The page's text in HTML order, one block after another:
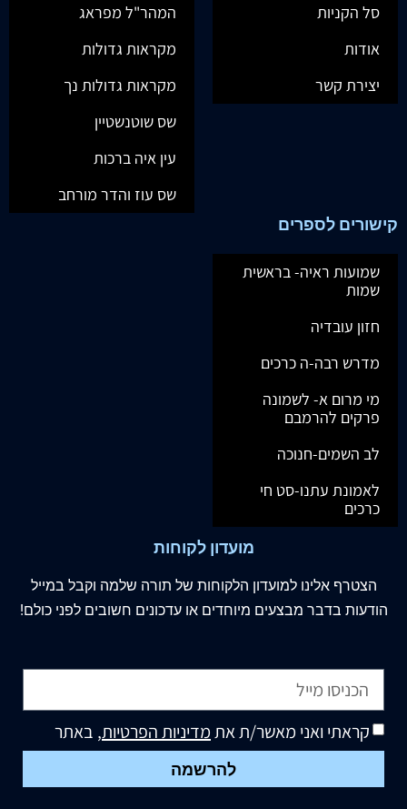
סל הקניות
אודות
יצירת קשר
המהר"ל מפראג
מקראות גדולות
מקראות גדולות נך
שס שוטנשטיין
עין איה ברכות
שס עוז והדר מורחב
קישורים לספרים
שמועות ראיה- בראשית
שמות
חזון עובדיה
מדרש רבה-ה כרכים
מי מרום א- לשמונה
פרקים להרמבם
לב השמים-חנוכה
לאמונת עתנו-סט חי
כרכים
מועדון לקוחות
הצטרף אלינו למועדון הלקוחות של תורה שלמה וקבל במייל
הודעות בדבר מבצעים מיוחדים או עדכונים חשובים לפני כולם!
קראתי ואני מאשר/ת אתמדיניות הפרטיות, באתר
להרשמה